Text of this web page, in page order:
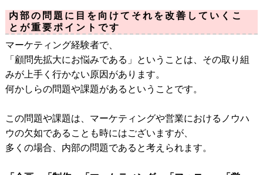
内部の問題に目を向けてそれを改善していくこ
とが重要ポイントです
マーケティング経験者で、
「顧問先拡大にお悩みである」ということは、その取り組
みが上手く行かない原因があります。
何かしらの問題や課題があるということです。
この問題や課題は、マーケティングや営業におけるノウハ
ウの欠如であることも時にはございますが、
多くの場合、内部の問題であると考えられます。